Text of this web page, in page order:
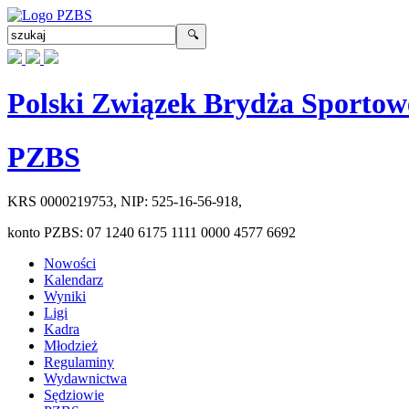
Polski Związek Brydża
PZBS
KRS 0000219753, NIP: 525-16-56-918,
konto PZBS: 07 1240 6175 1111 0000 4577 6692
Nowości
Kalendarz
Wyniki
Ligi
Kadra
Młodzież
Regulaminy
Wydawnictwa
Sędziowie